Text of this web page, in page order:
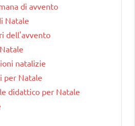
di avvento
Natale
dell'avvento
natalizie
per Natale
didattico per Natale